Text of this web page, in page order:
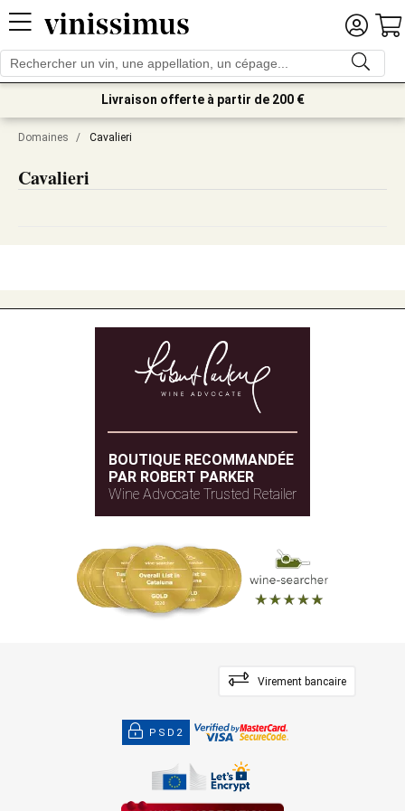
Livraison offerte à partir de 200 €
Domaines / Cavalieri
Cavalieri
BOUTIQUE RECOMMANDÉE
PAR ROBERT PARKER
Wine Advocate Trusted Retailer
Virement bancaire
PSD2